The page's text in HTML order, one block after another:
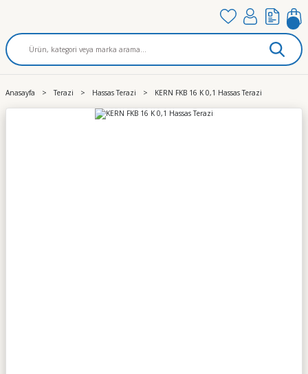
Anasayfa Terazi Hassas Terazi KERN FKB 16 K 0,1 Hassas Terazi